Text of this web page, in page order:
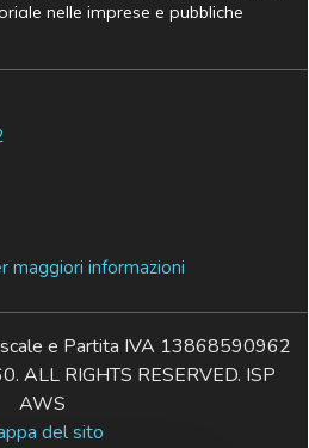
nelle imprese e pubbliche
maggiori informazioni
e Partita IVA 13868590962
ALL RIGHTS RESERVED. ISP
AWS
del sito